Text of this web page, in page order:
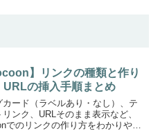
】リンクの種類と作り
URLの挿入手順まとめ
カード（ラベルあり・なし）、テ
リンク、URLそのまま表示など、
でのリンクの作り方をわかりやす